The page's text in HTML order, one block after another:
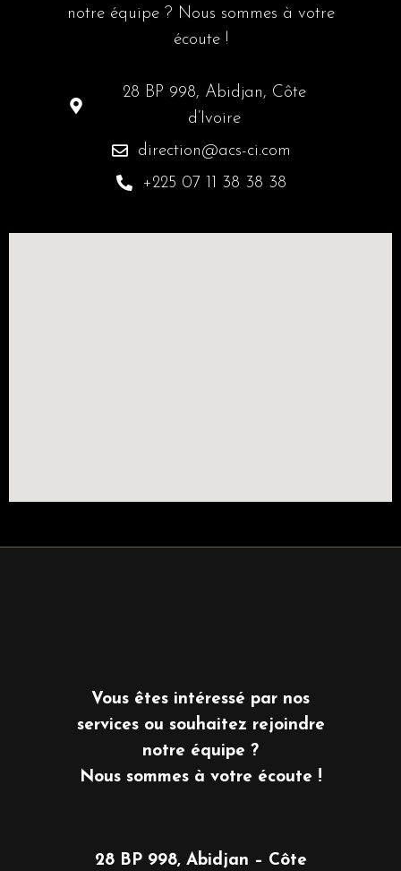
notre équipe ? Nous sommes à votre
écoute !
28 BP 998, Abidjan, Côte
d’Ivoire
direction@acs-ci.com
+225 07 11 38 38 38
Vous êtes intéressé par nos
services ou souhaitez rejoindre
notre équipe ?
Nous sommes à votre écoute !
28 BP 998, Abidjan – Côte